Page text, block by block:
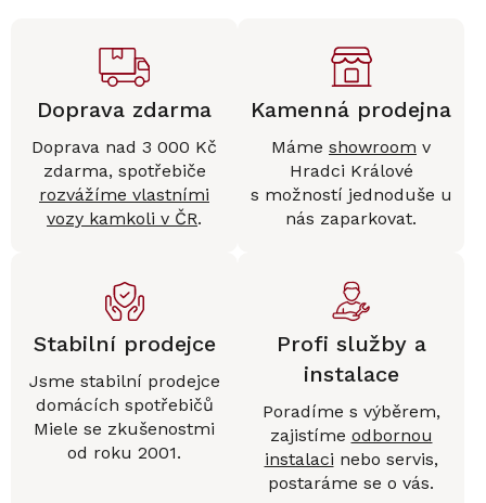
Doprava zdarma
Doprava nad 3 000 Kč
zdarma, spotřebiče
rozvážíme vlastními
vozy kamkoli v ČR.
Kamenná prodejna
Máme showroom v
Hradci Králové
s možností jednoduše u
nás zaparkovat.
Stabilní prodejce
Jsme stabilní prodejce
domácích spotřebičů
Miele se zkušenostmi
od roku 2001.
Profi služby a
instalace
Poradíme s výběrem,
zajistíme odbornou
instalaci nebo servis,
postaráme se o vás.